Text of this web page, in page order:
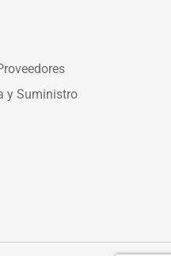
y Suministro